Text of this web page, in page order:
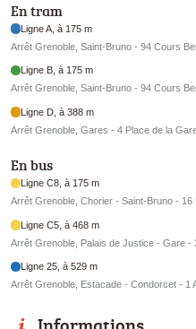
En tram
Ligne A, à 175 m
Arrêt Grenoble, Saint-Bruno - 94 Cours
Ligne B, à 175 m
Arrêt Grenoble, Saint-Bruno - 94 Cours
Ligne D, à 388 m
Arrêt Grenoble, Gares - 4 Place de la
En bus
Ligne C8, à 175 m
Arrêt Grenoble, Chorier - Saint-Bruno - 16
Ligne C5, à 468 m
Arrêt Grenoble, Palais de Justice - Gare -
Ligne 25, à 529 m
Arrêt Grenoble, Estacade - Condorcet - 1